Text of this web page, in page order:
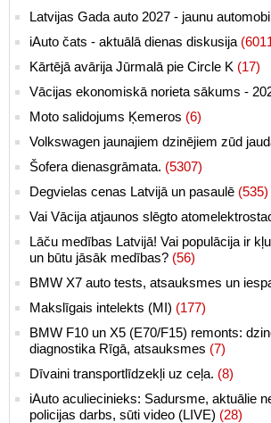
Latvijas Gada auto 2027 - jaunu
iAuto čats - aktuālā dienas diskusija
Kārtējā avārija Jūrmalā pie Circle K (17)
Vācijas ekonomiskā norieta sākums -
Moto salidojums Ķemeros (6)
Volkswagen jaunajiem dzinējiem zūd
Šofera dienasgrāmata. (5307)
Degvielas cenas Latvijā un pasaulē (535)
Vai Vācija atjaunos slēgto
Lāču medības Latvijā! Vai populācija ir
un būtu jāsāk medības? (56)
BMW X7 auto tests, atsauksmes un
Makslīgais intelekts (MI) (177)
BMW F10 un X5 (E70/F15) remonts:
diagnostika Rīgā, atsauksmes (7)
Dīvaini transportlīdzekļi uz ceļa. (8)
iAuto aculiecinieks: Sadursme, aktuālie
policijas darbs, sūti video (LIVE) (28)